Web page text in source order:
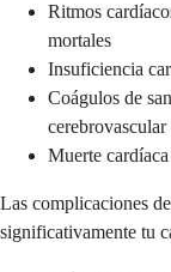
Ritmos
mortales
Insuficiencia
Coágulos de
Muerte
Las complicaciones
significativamente tu